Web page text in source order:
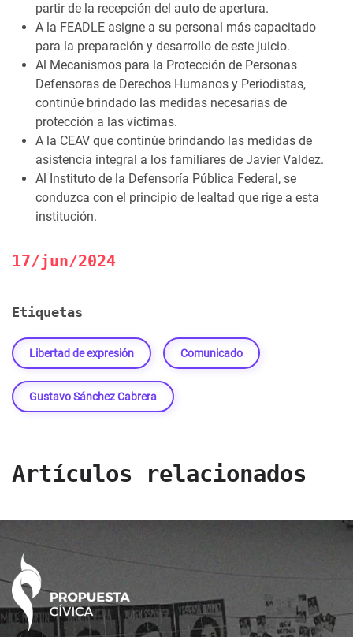
partir de la recepción del auto de apertura.
A la FEADLE asigne a su personal más capacitado
para la preparación y desarrollo de este juicio.
Al Mecanismos para la Protección de Personas
Defensoras de Derechos Humanos y Periodistas,
continúe brindado las medidas necesarias de
protección a las víctimas.
A la CEAV que continúe brindando las medidas de
asistencia integral a los familiares de Javier Valdez.
Al Instituto de la Defensoría Pública Federal, se
conduzca con el principio de lealtad que rige a esta
institución.
17/jun/2024
Etiquetas
Libertad de expresión Comunicado
Gustavo Sánchez Cabrera
Artículos relacionados